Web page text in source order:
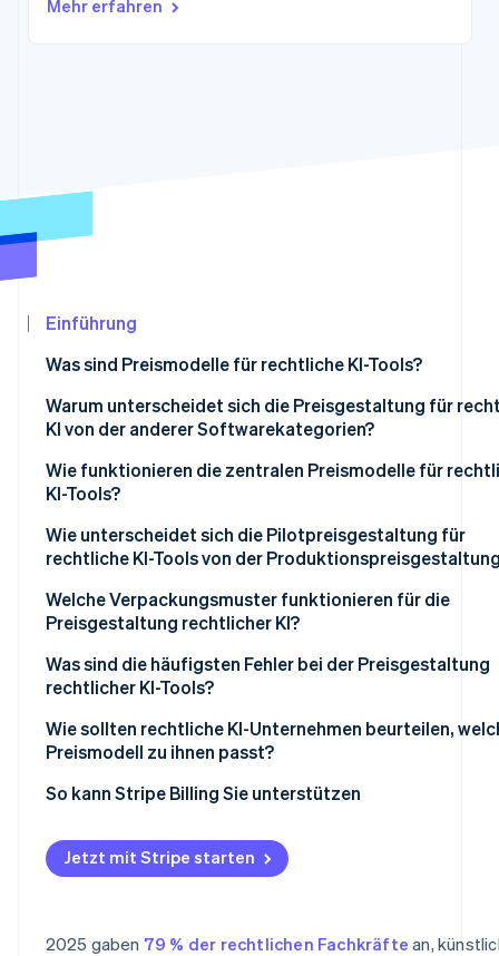
Betrugsprävention
Atlas
Ecosystem
Mehr erfahren
Einführung
Was sind Preismodelle für rechtliche KI-Tools?
Warum unterscheidet sich die Preisgestaltung für
KI von der anderer Softwarekategorien?
Wie funktionieren die zentralen Preismodelle für
KI-Tools?
Wie unterscheidet sich die Pilotpreisgestaltung für
rechtliche KI-Tools von der
Welche Verpackungsmuster funktionieren für die
Preisgestaltung rechtlicher KI?
Was sind die häufigsten Fehler bei der Preisgestaltung
rechtlicher KI-Tools?
Wie sollten rechtliche KI-Unternehmen beurteilen,
Preismodell zu ihnen passt?
Kostenstruktur
Produktreife
So kann Stripe Billing Sie unterstützen
Jetzt mit Stripe starten
2025 gaben 79 % der rechtlichen Fachkräfte an,